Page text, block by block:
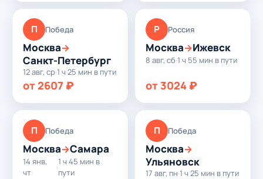
П Победа
Москва→
Санкт-Петербург
12 авг, ср·1 ч 25 мин в пути
от 2607 ₽
Р Россия
Москва→Ижевск
8 авг, сб·1 ч 55 мин в пути
от 3024 ₽
П Победа
Москва→Самара
14 янв,
чт
·
1 ч 45 мин в
пути
П Победа
Москва→
Ульяновск
17 авг, пн·1 ч 25 мин в пути